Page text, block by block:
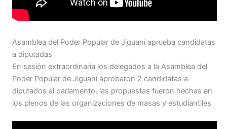
Asamblea del Poder Popular de Jiguaní aprueba candidatas
a diputadas
En sesión extraordinaria los delegados a la Asamblea del
Poder Popular de Jiguaní aprobaron 2 candidatas a
diputados al parlamento, las propuestas fueron hechas en
los plenos de las organizaciones de masas y estudiantiles